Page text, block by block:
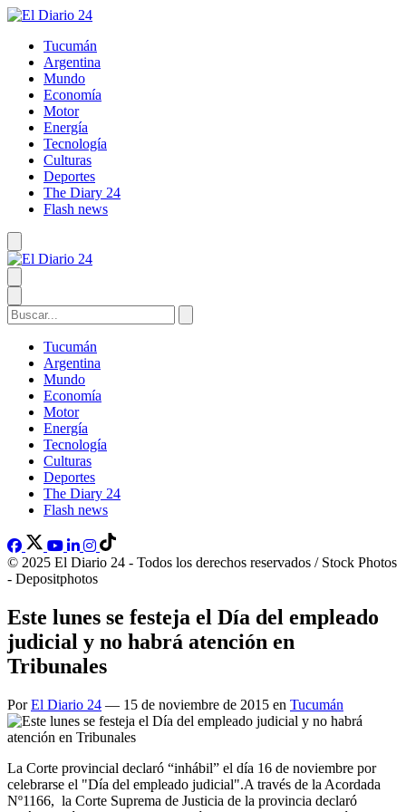
Tucumán
Argentina
Mundo
Economía
Motor
Energía
Tecnología
Culturas
Deportes
The Diary 24
Flash news
Tucumán
Argentina
Mundo
Economía
Motor
Energía
Tecnología
Culturas
Deportes
The Diary 24
Flash news
© 2025 El Diario 24 - Todos los derechos reservados / Stock Photos
- Depositphotos
Este lunes se festeja el Día del empleado
judicial y no habrá atención en
Tribunales
PorEl Diario 24 — 15 de noviembre de 2015 en Tucumán
La Corte provincial declaró “inhábil” el día 16 de noviembre por
celebrarse el "Día del empleado judicial".A través de la Acordada
Nº1166, la Corte Suprema de Justicia de la provincia declaró